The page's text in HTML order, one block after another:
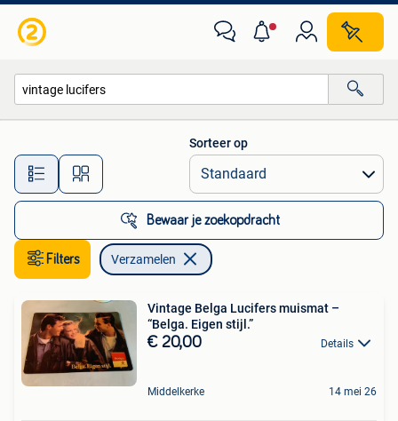
Alle afstanden…
Sorteer op
Bewaar je zoekopdracht
Filters Verzamelen
Vintage Belga Lucifers muismat –
“Belga. Eigen stijl.”
€ 20,00 Details
Middelkerke 14 mei 26